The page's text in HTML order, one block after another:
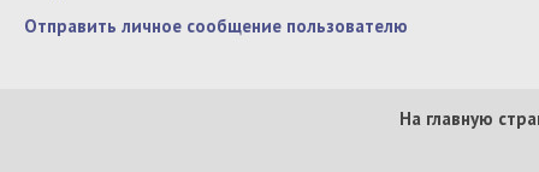
Отправить личное сообщение пользователю
На главную